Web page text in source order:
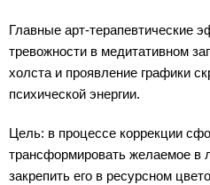
Главные арт-терапевтические
тревожности в медитативном
холста и проявление графики
психической энергии.
Цель: в процессе коррекции
трансформировать желаемое в
закрепить его в ресурсном